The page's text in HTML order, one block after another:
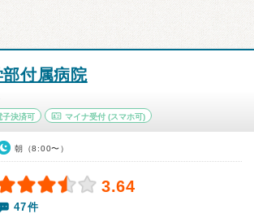
付属病院
子決済可 マイナ受付 (スマホ可)
朝（8:00〜）
3.64
47件